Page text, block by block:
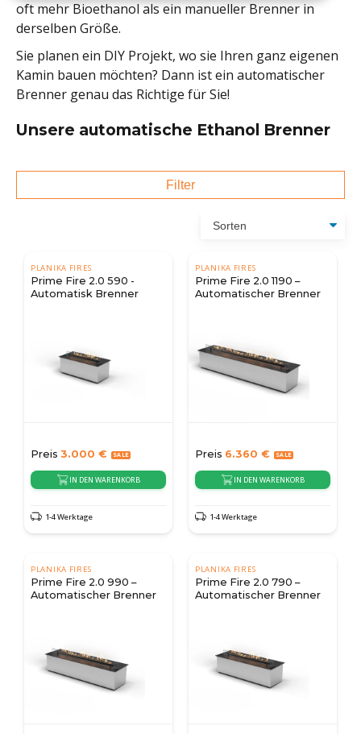
oft mehr Bioethanol als ein manueller Brenner in
derselben Größe.
Sie planen ein DIY Projekt, wo sie Ihren ganz eigenen
Kamin bauen möchten? Dann ist ein automatischer
Brenner genau das Richtige für Sie!
Unsere automatische Ethanol Brenner
Filter
PLANIKA FIRES
Prime Fire 2.0 590 -
Automatisk Brenner
Preis 3.000 €
IN DEN WARENKORB
1-4 Werktage
PLANIKA FIRES
Prime Fire 2.0 1190 –
Automatischer Brenner
Preis 6.360 €
IN DEN WARENKORB
1-4 Werktage
PLANIKA FIRES
Prime Fire 2.0 990 –
Automatischer Brenner
PLANIKA FIRES
Prime Fire 2.0 790 –
Automatischer Brenner